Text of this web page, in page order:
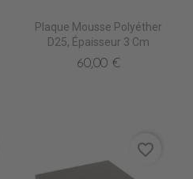
Plaque Mousse Polyéther
D25, Épaisseur 3 Cm
60,00 €
favorite_border